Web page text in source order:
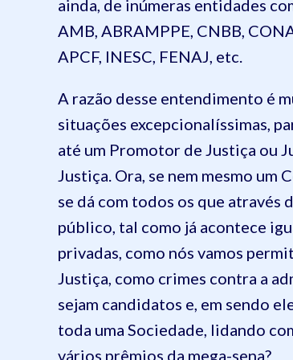
ainda, de inúmeras entidades
AMB, ABRAMPPE, CNBB,
APCF, INESC, FENAJ, etc.
A razão desse entendimento é
situações excepcionalíssimas,
até um Promotor de Justiça ou
Justiça. Ora, se nem mesmo
se dá com todos os que através
público, tal como já acontece
privadas, como nós vamos
Justiça, como crimes contra a
sejam candidatos e, em sendo
toda uma Sociedade, lidando
vários prêmios da mega-sena?